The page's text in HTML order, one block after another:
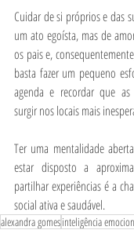
Cuidar de si próprios e das
um ato egoísta, mas de
os pais e,
basta fazer um pequeno
agenda e recordar que as
surgir nos locais mais
Ter uma mentalidade
estar disposto a
partilhar experiências é a
social ativa e saudável.
alexandra gomesinteligência